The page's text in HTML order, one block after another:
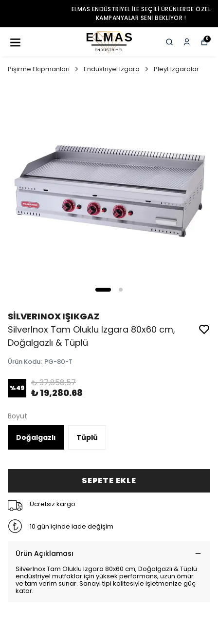
ELMAS ENDÜSTRIYEL ILE SEÇILI ÜRÜNLERDE ÖZEL
KAMPANYALAR SENI BEKLIYOR !
0
Pişirme Ekipmanları Endüstriyel Izgara Pleyt Izgaralar
SİLVERINOX IŞIKGAZ
SilverInox Tam Oluklu Izgara 80x60 cm,
Doğalgazlı & Tüplü
Ürün Kodu: PG-80-T
%49 ₺ 37,858.57
₺ 19,280.68
Boyut
Doğalgazlı Tüplü
SEPETE EKLE
Ücretsiz kargo
10 gün içinde iade değişim
Ürün Açıklaması
SilverInox Tam Oluklu Izgara 80x60 cm, Doğalgazlı & Tüplü
endüstriyel mutfaklar için yüksek performans, uzun ömür
ve tam verim sunar. Sanayi tipi kalitesiyle işletmenize güç
katar.